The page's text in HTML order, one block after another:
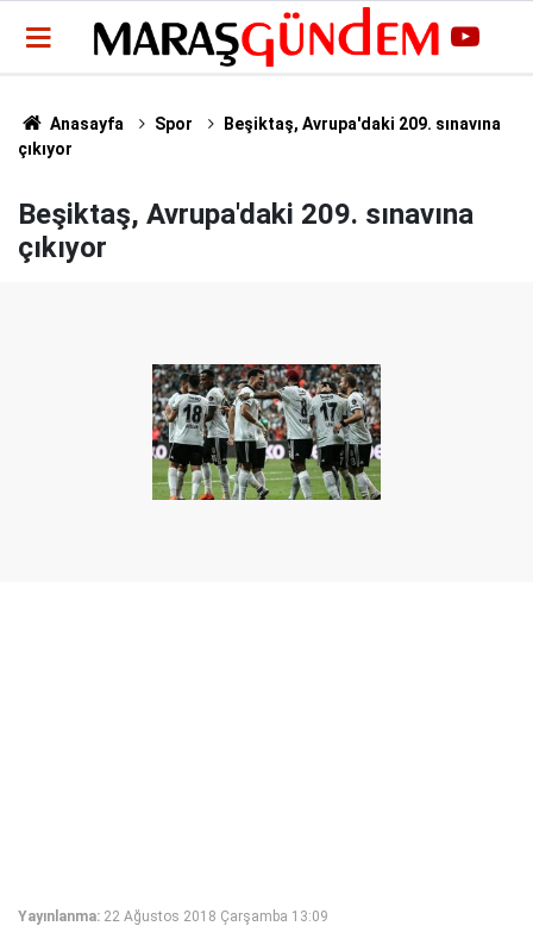
Anasayfa Spor
Beşiktaş, Avrupa'daki 209. sınavına
çıkıyor
Beşiktaş, Avrupa'daki 209. sınavına
çıkıyor
Yayınlanma: 22 Ağustos 2018 Çarşamba 13:09